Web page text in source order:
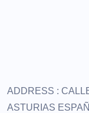
ADDRESS :
ASTURIAS